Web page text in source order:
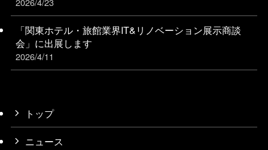
「関東ホテル・旅館業界IT&リノベーション展⽰商談
会」に出展します
2026/4/11
トップ
ニュース